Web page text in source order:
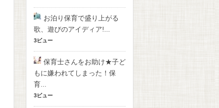
お泊り保育で盛り上がる
歌、遊びのアイディア!...
3ビュー
保育士さんをお助け★子ど
もに嫌われてしまった！保
育...
3ビュー